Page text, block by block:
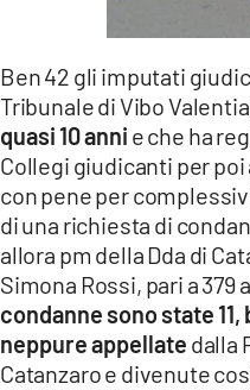
Ben 42 gli imputati
Tribunale di Vibo
quasi 10 anni e che ha
Collegi giudicanti per
con pene per
di una richiesta di
allora pm della Dda di
Simona Rossi, pari a 379
condanne sono state 11,
neppure appellate dalla
Catanzaro e divenute